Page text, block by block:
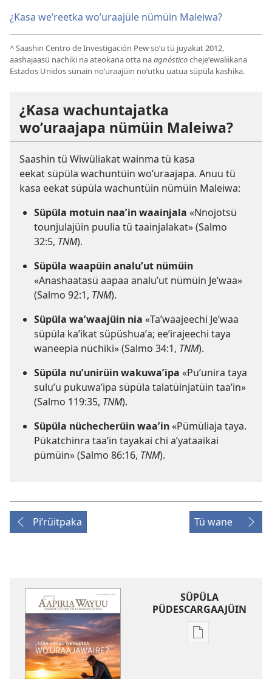
¿Kasa weʼreetka woʼuraajüle nümüin Maleiwa?
^Saashin Centro de Investigación Pew soʼu tü juyakat 2012,
aashajaasü nachiki na ateokana otta naagnósticochejeʼewaliikana
Estados Unidos sünain noʼuraajüin noʼutku uatua süpüla kashika.
¿Kasa wachuntajatka
woʼuraajapa nümüin Maleiwa?
Saashin tü Wiwüliakat wainma tü kasa
eekat süpüla wachuntüin woʼuraajapa. Anuu tü
kasa eekat süpüla wachuntüin nümüin Maleiwa:
Süpüla motuin naaʼin waainjala «Nnojotsü
tounjulajüin puulia tü taainjalakat» (Salmo
32:5, TNM).
Süpüla waapüin analuʼut nümüin
«Anashaatasü aapaa analuʼut nümüin Jeʼwaa»
(Salmo 92:1, TNM).
Süpüla waʼwaajüin nia «Taʼwaajeechi Jeʼwaa
süpüla kaʼikat süpüshuaʼa; eeʼirajeechi taya
waneepia nüchiki» (Salmo 34:1, TNM).
Süpüla nuʼunirüin wakuwaʼipa «Puʼunira taya
suluʼu pukuwaʼipa süpüla talatüinjatüin taaʼin»
(Salmo 119:35, TNM).
Süpüla nüchecherüin waaʼin«Pümüliaja taya.
Pükatchinra taaʼin tayakai chi aʼyataaikai
pümüin» (Salmo 86:16, TNM).
Piʼrüitpaka Tü wane
SÜPÜLA
PÜDESCARGAAJÜIN
Opciones